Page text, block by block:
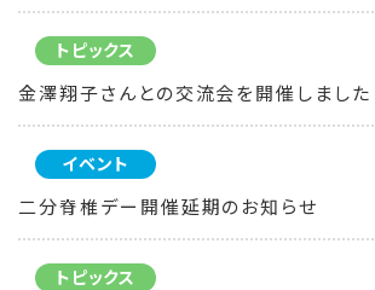
トピックス
金澤翔子さんとの交流会を開催しました
イベント
二分脊椎デー開催延期のお知らせ
トピックス